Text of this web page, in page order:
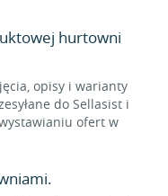
hurtowni
opisy i warianty
do Sellasist i
ofert w